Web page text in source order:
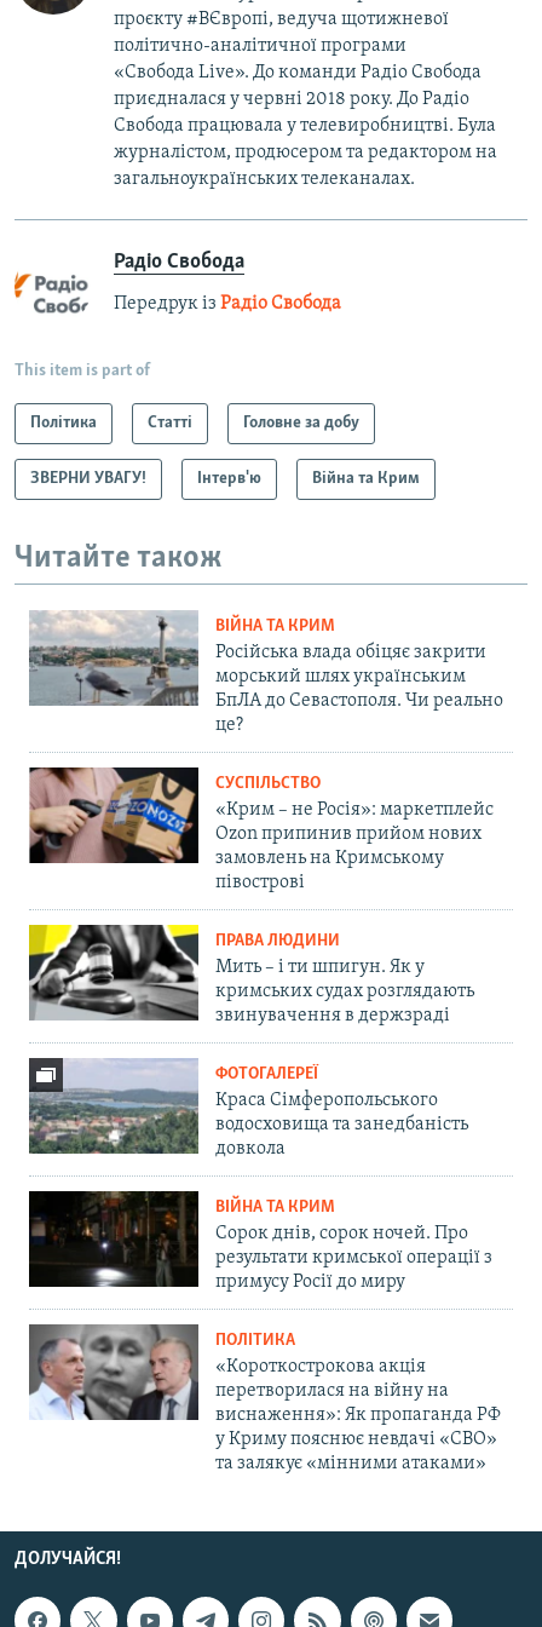
проєкту #ВЄвропі, ведуча щотижневої
політично-аналітичної програми
«Свобода Live». До команди Радіо Свобода
приєдналася у червні 2018 року. До Радіо
Свобода працювала у телевиробництві. Була
журналістом, продюсером та редактором на
загальноукраїнських телеканалах.
Радіо Свобода
Передрук із Радіо Свобода
This item is part of
Політика Статті Головне за добу
ЗВЕРНИ УВАГУ! Інтерв'ю Війна та Крим
Читайте також
ВІЙНА ТА КРИМ
Російська влада обіцяє закрити
морський шлях українським
БпЛА до Севастополя. Чи реально
це?
СУСПІЛЬСТВО
«Крим – не Росія»: маркетплейс
Ozon припинив прийом нових
замовлень на Кримському
півострові
ПРАВА ЛЮДИНИ
Мить – і ти шпигун. Як у
кримських судах розглядають
звинувачення в держзраді
ФОТОГАЛЕРЕЇ
Краса Сімферопольського
водосховища та занедбаність
довкола
ВІЙНА ТА КРИМ
Сорок днів, сорок ночей. Про
результати кримської операції з
примусу Росії до миру
ПОЛІТИКА
«Короткострокова акція
перетворилася на війну на
виснаження»: Як пропаганда РФ
у Криму пояснює невдачі «СВО»
та залякує «мінними атаками»
ДОЛУЧАЙСЯ!